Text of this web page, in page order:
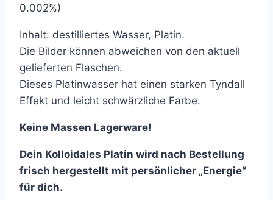
0.002%)
Inhalt: destilliertes Wasser, Platin.
Die Bilder können abweichen von den aktuell
gelieferten Flaschen.
Dieses Platinwasser hat einen starken Tyndall
Effekt und leicht schwärzliche Farbe.
Keine Massen Lagerware!
Dein Kolloidales Platin wird nach Bestellung
frisch hergestellt mit persönlicher „Energie“
für dich.